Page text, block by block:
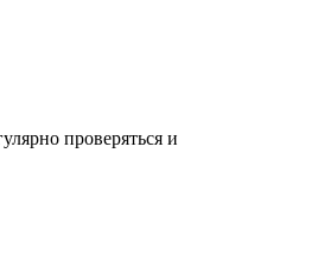
проверяться и